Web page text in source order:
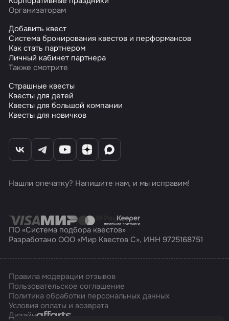
Организаторам
Добавить квест
Система бронирования квестов и перформансов
Как стать партнером
Личный кабинет партнера
Также смотрите
Страшные квесты
Квесты для детей
Квесты для большой компании
Квесты для новичков
Нашли опечатку? Напишите нам, и мы исправим!
ПО «Система подбора квестов»
Разработано ООО «Мир Квестов С», ИНН 9725168751
Правила модерации отзывов
Пользовательское соглашение
Политика обработки персональных данных
Условия оплаты и возврата
ДизайнAffarts